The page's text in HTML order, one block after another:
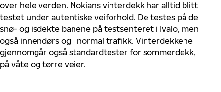
over hele verden. Nokians vinterdekk har alltid blitt
testet under autentiske veiforhold. De testes på de
snø- og isdekte banene på testsenteret i Ivalo, men
også innendørs og i normal trafikk. Vinterdekkene
gjennomgår også standardtester for sommerdekk,
på våte og tørre veier.